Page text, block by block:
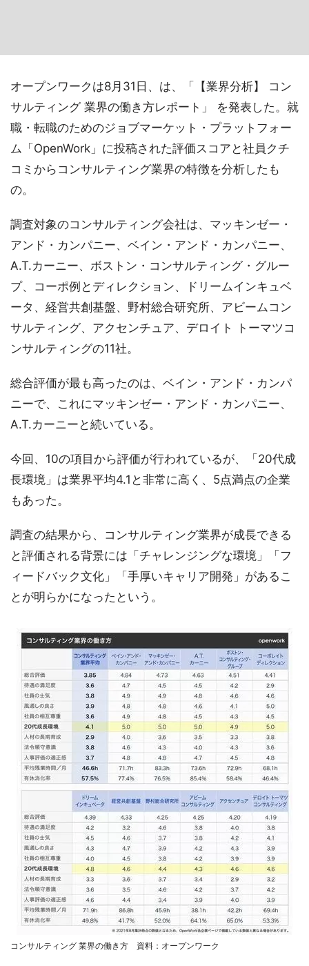
オープンワークは8月31日、は、「【業界分析】 コン
サルティング 業界の働き方レポート」 を発表した。就
職・転職のためのジョブマーケット・プラットフォー
ム「OpenWork」に投稿された評価スコアと社員クチ
コミからコンサルティング業界の特徴を分析したも
の。
調査対象のコンサルティング会社は、マッキンゼー・
アンド・カンパニー、ベイン・アンド・カンパニー、
A.T.カーニー、ボストン・コンサルティング・グルー
プ、コーポ例とディレクション、ドリームインキュベ
ータ、経営共創基盤、野村総合研究所、アビームコン
サルティング、アクセンチュア、デロイト トーマツコ
ンサルティングの11社。
総合評価が最も高ったのは、ベイン・アンド・カンパ
ニーで、これにマッキンゼー・アンド・カンパニー、
A.T.カーニーと続いている。
今回、10の項目から評価が行われているが、「20代成
長環境」は業界平均4.1と非常に高く、5点満点の企業
もあった。
調査の結果から、コンサルティング業界が成長できる
と評価される背景には「チャレンジングな環境」「フ
ィードバック文化」「手厚いキャリア開発」があるこ
とが明らかになったという。
コンサルティング 業界の働き方 資料：オープンワーク